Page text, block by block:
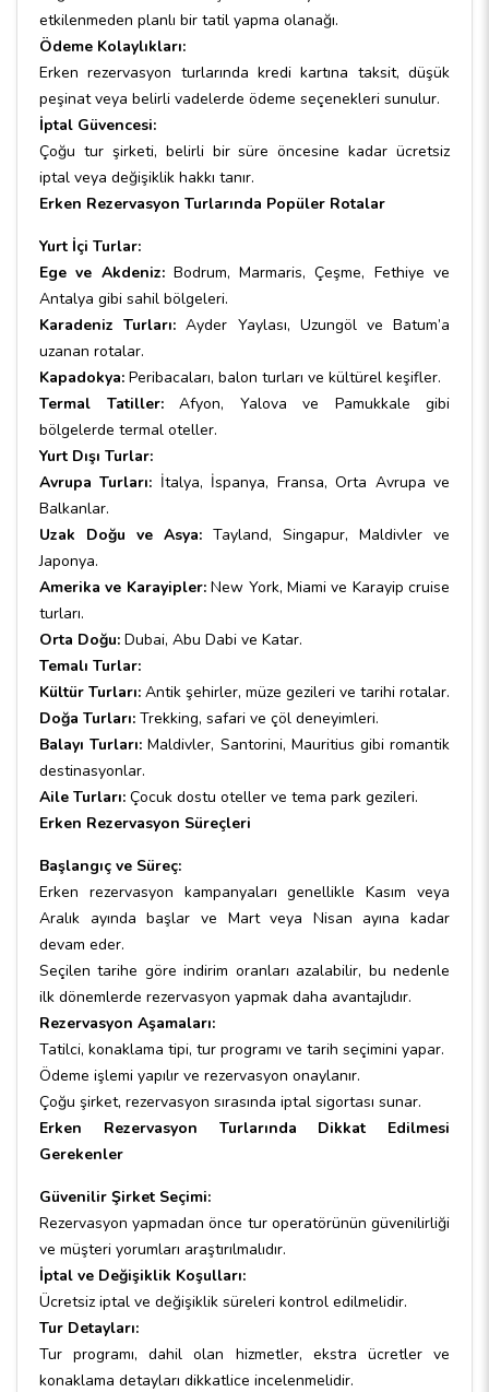
etkilenmeden planlı bir tatil yapma olanağı.
Ödeme Kolaylıkları:
Erken rezervasyon turlarında kredi kartına taksit, düşük
peşinat veya belirli vadelerde ödeme seçenekleri sunulur.
İptal Güvencesi:
Çoğu tur şirketi, belirli bir süre öncesine kadar ücretsiz
iptal veya değişiklik hakkı tanır.
Erken Rezervasyon Turlarında Popüler Rotalar
Yurt İçi Turlar:
Ege ve Akdeniz:Bodrum, Marmaris, Çeşme, Fethiye ve
Antalya gibi sahil bölgeleri.
Karadeniz Turları: Ayder Yaylası, Uzungöl ve Batum’a
uzanan rotalar.
Kapadokya: Peribacaları, balon turları ve kültürel keşifler.
Termal Tatiller:Afyon, Yalova ve Pamukkale gibi
bölgelerde termal oteller.
Yurt Dışı Turlar:
Avrupa Turları: İtalya, İspanya, Fransa, Orta Avrupa ve
Balkanlar.
Uzak Doğu ve Asya: Tayland, Singapur, Maldivler ve
Japonya.
Amerika ve Karayipler:New York, Miami ve Karayip cruise
turları.
Orta Doğu: Dubai, Abu Dabi ve Katar.
Temalı Turlar:
Kültür Turları: Antik şehirler, müze gezileri ve tarihi rotalar.
Doğa Turları: Trekking, safari ve çöl deneyimleri.
Balayı Turları: Maldivler, Santorini, Mauritius gibi romantik
destinasyonlar.
Aile Turları: Çocuk dostu oteller ve tema park gezileri.
Erken Rezervasyon Süreçleri
Başlangıç ve Süreç:
Erken rezervasyon kampanyaları genellikle Kasım veya
Aralık ayında başlar ve Mart veya Nisan ayına kadar
devam eder.
Seçilen tarihe göre indirim oranları azalabilir, bu nedenle
ilk dönemlerde rezervasyon yapmak daha avantajlıdır.
Rezervasyon Aşamaları:
Tatilci, konaklama tipi, tur programı ve tarih seçimini yapar.
Ödeme işlemi yapılır ve rezervasyon onaylanır.
Çoğu şirket, rezervasyon sırasında iptal sigortası sunar.
Erken Rezervasyon Turlarında Dikkat Edilmesi
Gerekenler
Güvenilir Şirket Seçimi:
Rezervasyon yapmadan önce tur operatörünün güvenilirliği
ve müşteri yorumları araştırılmalıdır.
İptal ve Değişiklik Koşulları:
Ücretsiz iptal ve değişiklik süreleri kontrol edilmelidir.
Tur Detayları:
Tur programı, dahil olan hizmetler, ekstra ücretler ve
konaklama detayları dikkatlice incelenmelidir.